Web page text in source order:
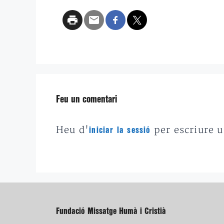
Feu un comentari
Heu d'iniciar la sessió per escriure
Fundació Missatge Humà i Cristià